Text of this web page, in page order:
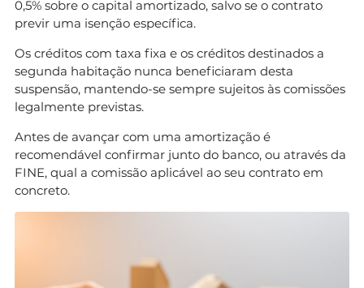
0,5% sobre o capital amortizado, salvo se o contrato
previr uma isenção específica.
Os créditos com taxa fixa e os créditos destinados a
segunda habitação nunca beneficiaram desta
suspensão, mantendo-se sempre sujeitos às comissões
legalmente previstas.
Antes de avançar com uma amortização é
recomendável confirmar junto do banco, ou através da
FINE, qual a comissão aplicável ao seu contrato em
concreto.